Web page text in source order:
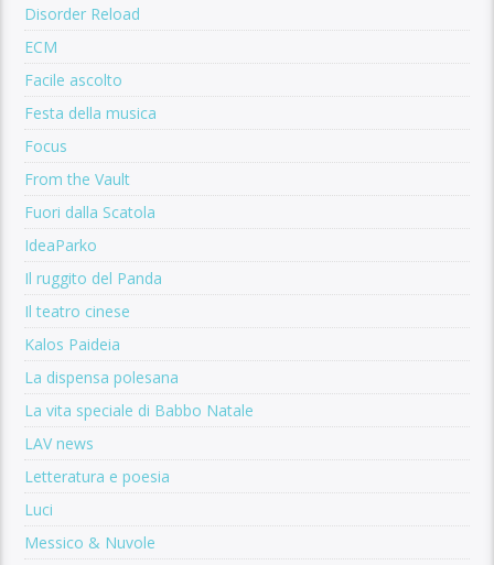
Disorder Reload
ECM
Facile ascolto
Festa della musica
Focus
From the Vault
Fuori dalla Scatola
IdeaParko
Il ruggito del Panda
Il teatro cinese
Kalos Paideia
La dispensa polesana
La vita speciale di Babbo Natale
LAV news
Letteratura e poesia
Luci
Messico & Nuvole